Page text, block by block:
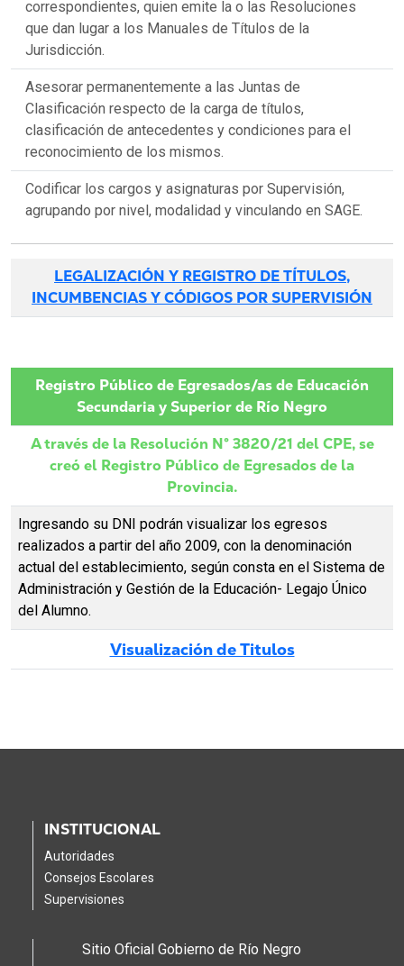
correspondientes, quien emite la o las Resoluciones
que dan lugar a los Manuales de Títulos de la
Jurisdicción.
Asesorar permanentemente a las Juntas de
Clasificación respecto de la carga de títulos,
clasificación de antecedentes y condiciones para el
reconocimiento de los mismos.
Codificar los cargos y asignaturas por Supervisión,
agrupando por nivel, modalidad y vinculando en SAGE.
LEGALIZACIÓN Y REGISTRO DE TÍTULOS,
INCUMBENCIAS Y CÓDIGOS POR SUPERVISIÓN
Registro Público de Egresados/as de Educación
Secundaria y Superior de Río Negro
A través de la Resolución N° 3820/21 del CPE, se
creó el Registro Público de Egresados de la
Provincia.
Ingresando su DNI podrán visualizar los egresos
realizados a partir del año 2009, con la denominación
actual del establecimiento, según consta en el Sistema de
Administración y Gestión de la Educación- Legajo Único
del Alumno.
Visualización de Titulos
INSTITUCIONAL
Autoridades
Consejos Escolares
Supervisiones
Sitio Oficial Gobierno de Río Negro